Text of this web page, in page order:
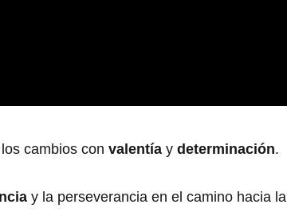
cambios con valentía y determinación.
y la perseverancia en el camino hacia la